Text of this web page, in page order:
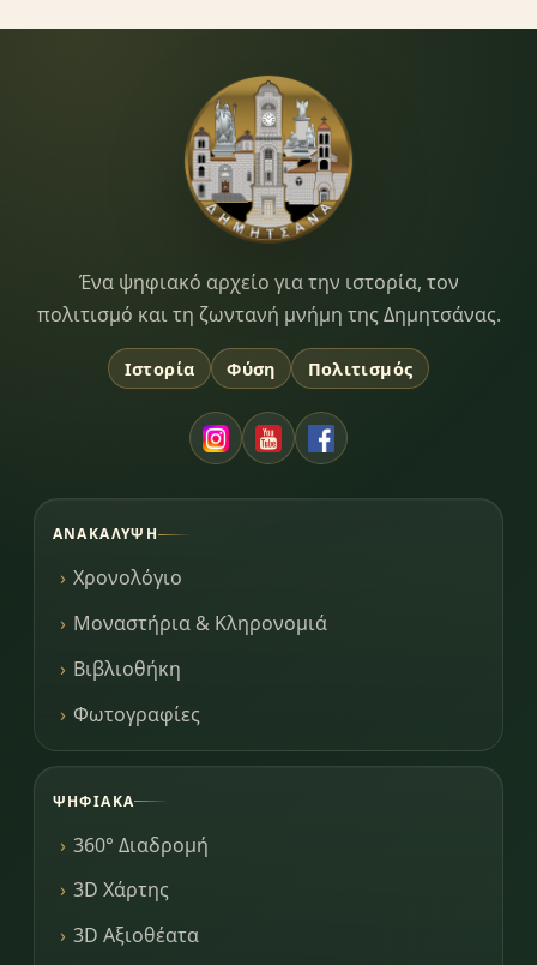
Dimitsana.gr
Ένα ψηφιακό αρχείο για την ιστορία, τον
πολιτισμό και τη ζωντανή μνήμη της Δημητσάνας.
Ιστορία Φύση Πολιτισμός
ΑΝΑΚΆΛΥΨΗ
Χρονολόγιο
Μοναστήρια & Κληρονομιά
Βιβλιοθήκη
Φωτογραφίες
ΨΗΦΙΑΚΆ
360° Διαδρομή
3D Χάρτης
3D Αξιοθέατα